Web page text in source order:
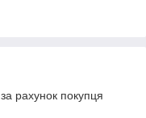
рахунок покупця